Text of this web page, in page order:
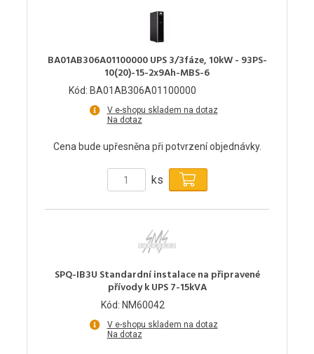
BA01AB306A01100000 UPS 3/3fáze, 10kW - 93PS-
10(20)-15-2x9Ah-MBS-6
Kód: BA01AB306A01100000
V e-shopu skladem na dotaz
Na dotaz
Cena bude upřesněna při potvrzení objednávky.
ks
SPQ-IB3U Standardní instalace na připravené
přívody k UPS 7-15kVA
Kód: NM60042
V e-shopu skladem na dotaz
Na dotaz